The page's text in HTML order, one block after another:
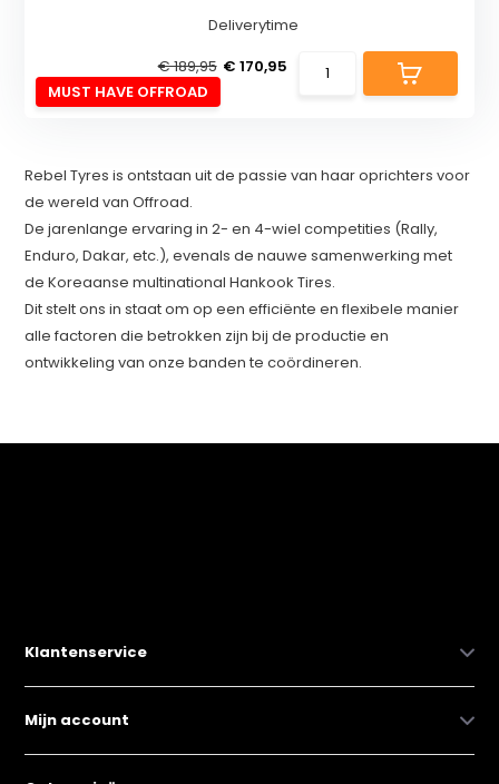
MUST HAVE OFFROAD
Deliverytime
€ 189,95 € 170,95
Rebel Tyres is ontstaan uit de passie van haar oprichters voor
de wereld van Offroad.
De jarenlange ervaring in 2- en 4-wiel competities (Rally,
Enduro, Dakar, etc.), evenals de nauwe samenwerking met
de Koreaanse multinational Hankook Tires.
Dit stelt ons in staat om op een efficiënte en flexibele manier
alle factoren die betrokken zijn bij de productie en
ontwikkeling van onze banden te coördineren.
Klantenservice
Mijn account